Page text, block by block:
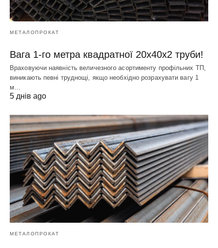
МЕТАЛОПРОКАТ
Вага 1-го метра квадратної 20х40х2 труби!
Враховуючи наявність величезного асортименту профільних ТП,
виникають певні труднощі, якщо необхідно розрахувати вагу 1
м…
5 днів ago
МЕТАЛОПРОКАТ